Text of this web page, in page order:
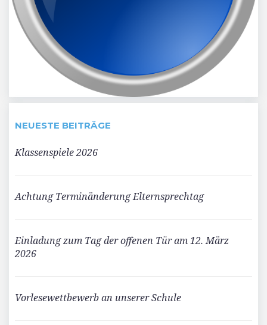
NEUESTE BEITRÄGE
Klassenspiele 2026
Achtung Terminänderung Elternsprechtag
Einladung zum Tag der offenen Tür am 12. März
2026
Vorlesewettbewerb an unserer Schule